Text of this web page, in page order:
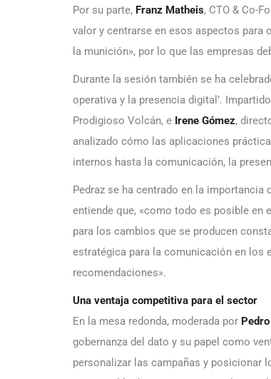
Por su parte, Franz Matheis, CTO & Co-
valor y centrarse en esos aspectos para
la munición», por lo que las empresas
Durante la sesión también se ha
operativa y la presencia digital’.
Prodigioso Volcán, e Irene Gómez,
analizado cómo las aplicaciones
internos hasta la comunicación, la
Pedraz se ha centrado en la
entiende que, «como todo es posible en
para los cambios que se producen
estratégica para la comunicación en los
recomendaciones».
Una ventaja competitiva para el sector
En la mesa redonda, moderada por
gobernanza del dato y su papel como
personalizar las campañas y posicionar